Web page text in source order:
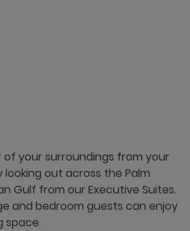
of your surroundings from your
out across the Palm
Gulf from our Executive Suites.
and bedroom guests can enjoy
space.